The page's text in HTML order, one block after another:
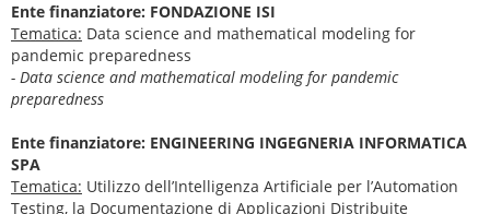
Ente finanziatore: FONDAZIONE ISI
Tematica: Data science and mathematical modeling for
pandemic preparedness
- Data science and mathematical modeling for pandemic
preparedness
Ente finanziatore: ENGINEERING INGEGNERIA INFORMATICA
SPA
Tematica: Utilizzo dell’Intelligenza Artificiale per l’Automation
Testing, la Documentazione di Applicazioni Distribuite